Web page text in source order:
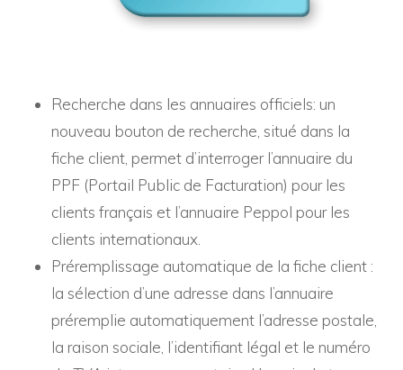
Recherche dans les annuaires officiels: un
nouveau bouton de recherche, situé dans la
fiche client, permet d’interroger l’annuaire du
PPF (Portail Public de Facturation) pour les
clients français et l’annuaire Peppol pour les
clients internationaux.
Préremplissage automatique de la fiche client :
la sélection d’une adresse dans l’annuaire
préremplie automatiquement l’adresse postale,
la raison sociale, l’identifiant légal et le numéro